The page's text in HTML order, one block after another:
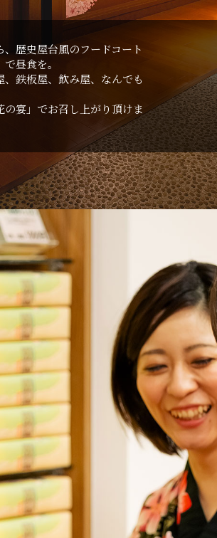
、歴史屋台⾵のフードコート
で昼⾷を。
、鉄板屋、飲み屋、なんでも
の宴」でお召し上がり頂けま